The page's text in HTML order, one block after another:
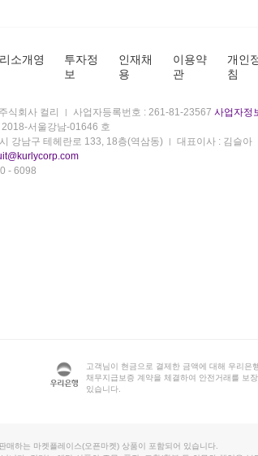
소개영
투자정
보
인재채
용
이용약
관
개인
침
식회사 컬리 사업자등록번호 : 261-81-23567 사업자정
2018-서울강남-01646 호
강남구 테헤란로 133, 18층(역삼동)
대표이사 : 김슬아
- 6098
고객님이 현금으로 결제한 금액에 대해 우리은
채무지급보증 계약을 체결하여 안전거래를 보
있습니다.
하는 마켓플레이스(오픈마켓) 상품이 포함되어 있습니다.